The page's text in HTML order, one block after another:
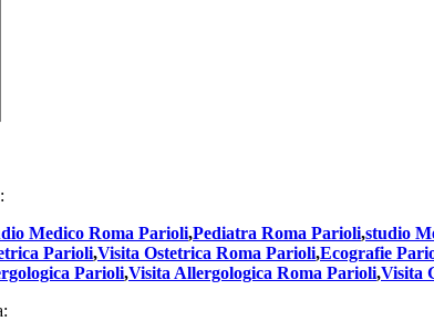
Medico Roma Parioli,Pediatra Roma Parioli,studio
Parioli,Visita Ostetrica Roma Parioli,Ecografie
Parioli,Visita Allergologica Roma Parioli,Visita